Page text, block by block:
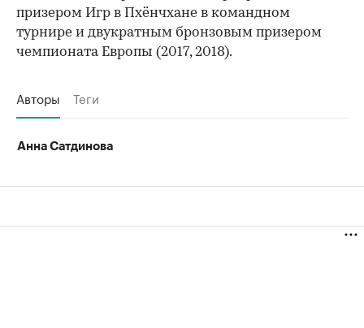
призером Игр в Пхёнчхане в командном
турнире и двукратным бронзовым призером
чемпионата Европы (2017, 2018).
Авторы Теги
Анна Сатдинова